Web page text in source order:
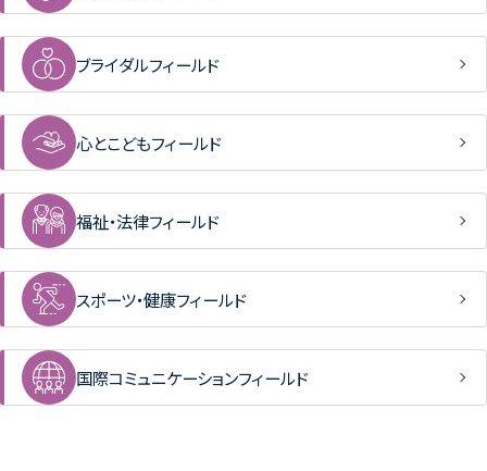
ブライダルフィールド
心とこどもフィールド
福祉・法律フィールド
スポーツ・健康フィールド
国際コミュニケーションフィールド